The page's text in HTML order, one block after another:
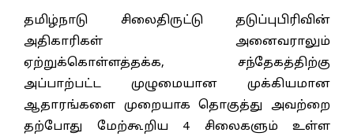
தமிழ்நாடு சிலைதிருட்டு தடுப்புபிரிவின்
அதிகாரிகள் அனைவராலும்
ஏற்றுக்கொள்ளத்தக்க, சந்தேகத்திற்கு
அப்பாற்பட்ட முழுமையான முக்கியமான
ஆதாரங்களை முறையாக தொகுத்து அவற்றை
தற்போது மேற்கூறிய 4 சிலைகளும் உள்ள